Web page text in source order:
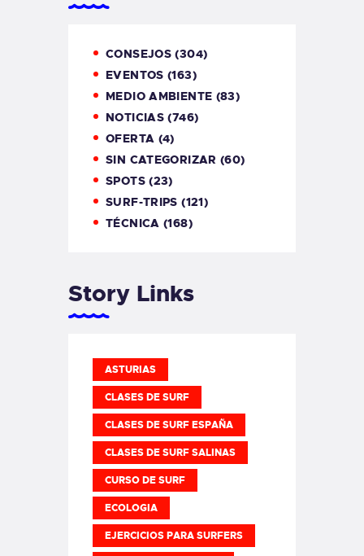
CONSEJOS (304)
EVENTOS (163)
MEDIO AMBIENTE (83)
NOTICIAS (746)
OFERTA (4)
SIN CATEGORIZAR (60)
SPOTS(23)
SURF-TRIPS (121)
TÉCNICA (168)
Story Links
ASTURIAS
CLASES DE SURF
CLASES DE SURF ESPAÑA
CLASES DE SURF SALINAS
CURSO DE SURF
ECOLOGIA
EJERCICIOS PARA SURFERS